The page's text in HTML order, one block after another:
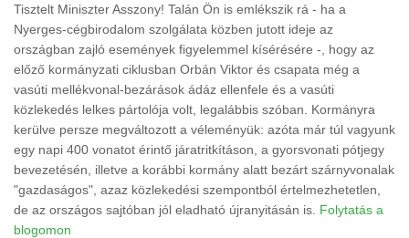
Tisztelt Miniszter Asszony! Talán Ön is emlékszik rá - ha a
Nyerges-cégbirodalom szolgálata közben jutott ideje az
országban zajló események figyelemmel kísérésére -, hogy az
előző kormányzati ciklusban Orbán Viktor és csapata még a
vasúti mellékvonal-bezárások ádáz ellenfele és a vasúti
közlekedés lelkes pártolója volt, legalábbis szóban. Kormányra
kerülve persze megváltozott a véleményük: azóta már túl vagyunk
egy napi 400 vonatot érintő járatritkításon, a gyorsvonati pótjegy
bevezetésén, illetve a korábbi kormány alatt bezárt szárnyvonalak
"gazdaságos", azaz közlekedési szempontból értelmezhetetlen,
de az országos sajtóban jól eladható újranyitásán is. Folytatás a
blogomon